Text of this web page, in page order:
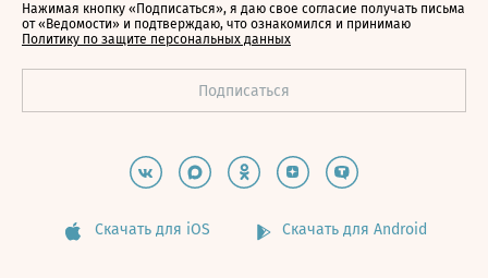
Нажимая кнопку «Подписаться», я даю свое согласие получать письма
от «Ведомости» и подтверждаю, что ознакомился и принимаю
Политику по защите персональных данных
Скачать для iOS Скачать для Android